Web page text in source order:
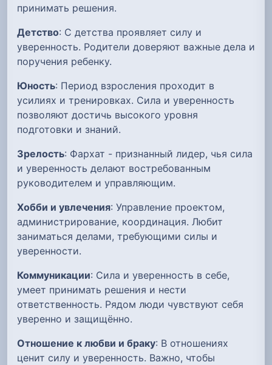
принимать решения.
Детство: С детства проявляет силу и
уверенность. Родители доверяют важные дела и
поручения ребенку.
Юность: Период взросления проходит в
усилиях и тренировках. Сила и уверенность
позволяют достичь высокого уровня
подготовки и знаний.
Зрелость: Фархат - признанный лидер, чья сила
и уверенность делают востребованным
руководителем и управляющим.
Хобби и увлечения: Управление проектом,
администрирование, координация. Любит
заниматься делами, требующими силы и
уверенности.
Коммуникации: Сила и уверенность в себе,
умеет принимать решения и нести
ответственность. Рядом люди чувствуют себя
уверенно и защищённо.
Отношение к любви и браку: В отношениях
ценит силу и уверенность. Важно, чтобы